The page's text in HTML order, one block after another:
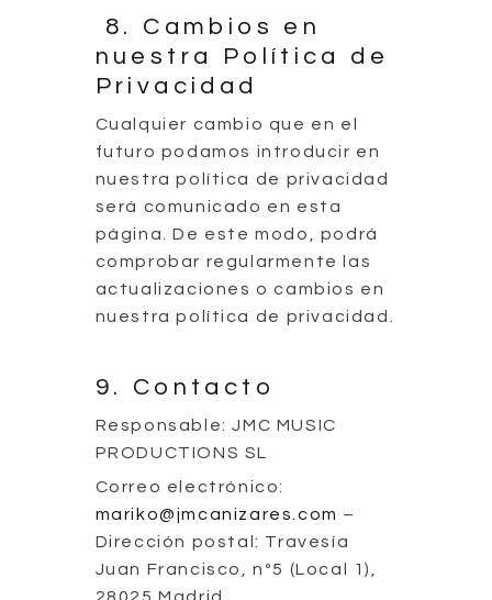
8. Cambios en
nuestra Política de
Privacidad
Cualquier cambio que en el
futuro podamos introducir en
nuestra política de privacidad
será comunicado en esta
página. De este modo, podrá
comprobar regularmente las
actualizaciones o cambios en
nuestra política de privacidad.
9. Contacto
Responsable: JMC MUSIC
PRODUCTIONS SL
Correo electrónico:
mariko@jmcanizares.com –
Dirección postal: Travesía
Juan Francisco, nº5 (Local 1),